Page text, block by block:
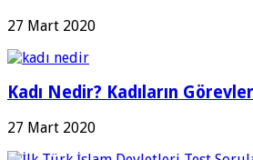
27 Mart 2020
Kadı Nedir? Kadıların
27 Mart 2020